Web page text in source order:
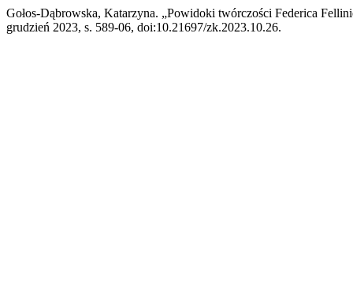
Gołos-Dąbrowska, Katarzyna. „Powidoki twórczości Federica
grudzień 2023, s. 589-06, doi:10.21697/zk.2023.10.26.